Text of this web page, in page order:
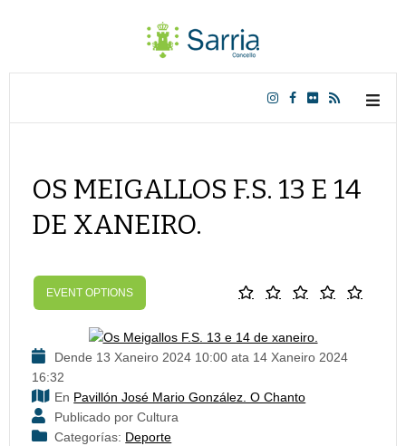
OS MEIGALLOS F.S. 13 E 14
DE XANEIRO.
EVENT OPTIONS
Dende 13 Xaneiro 2024 10:00 ata 14 Xaneiro 2024
16:32
En Pavillón José Mario González. O Chanto
Publicado por Cultura
Categorías: Deporte